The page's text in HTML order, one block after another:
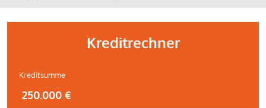
Kreditrechner
Kreditsumme